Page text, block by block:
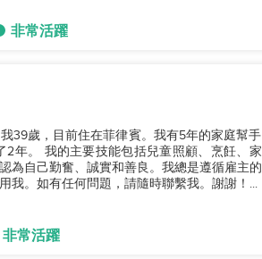
非常活躍
39歲，目前住在菲律賓。我有5年的家庭幫手
烹飪、家
為自己勤奮、誠實和善良。我總是遵循雇主的
我。如有任何問題，請隨時聯繫我。謝謝！...
非常活躍